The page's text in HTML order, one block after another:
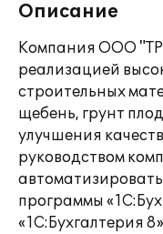
Описание
Компания ООО
реализацией
строительных
щебень, грунт
улучшения
руководством
программы
«1С:Бухгалтерия